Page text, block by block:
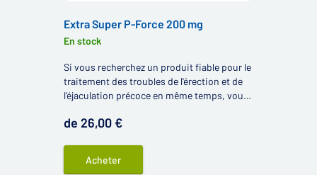
Extra Super P-Force 200 mg
En stock
Si vous recherchez un produit fiable pour le
traitement des troubles de l'érection et de
l'éjaculation précoce en même temps, vous
Super P-Force 200 mg.
de 26,00 €
Acheter